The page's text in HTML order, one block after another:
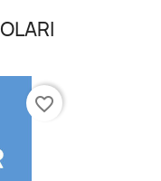
favorite_border